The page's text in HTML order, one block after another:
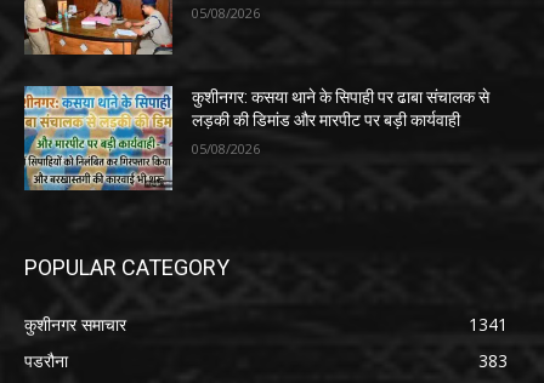
05/08/2026
कुशीनगर: कसया थाने के सिपाही पर ढाबा संचालक से
लड़की की डिमांड और मारपीट पर बड़ी कार्यवाही
05/08/2026
POPULAR CATEGORY
कुशीनगर समाचार
1341
पडरौना
383